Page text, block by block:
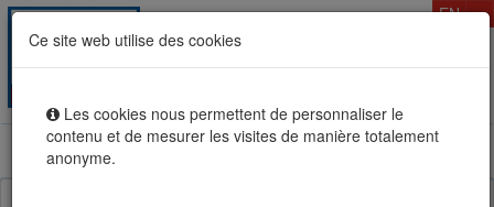
Ce site web utilise des cookies
Les cookies nous permettent de personnaliser le
contenu et de mesurer les visites de manière totalement
anonyme.
EN
Rental sale real estate in Mauritius, OFIM network of